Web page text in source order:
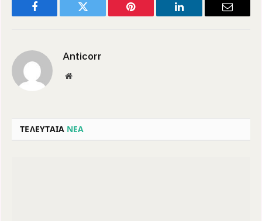
Facebook Twitter Pinterest LinkedIn Email
Anticorr
Website
ΤΕΛΕΥΤΑΙΑ ΝΕΑ